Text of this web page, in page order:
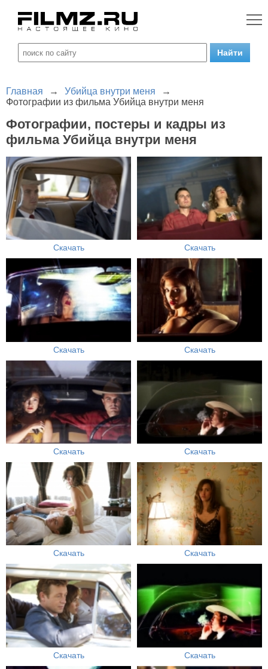
Главная → Убийца внутри меня
→
Фотографии из фильма Убийца внутри меня
Фотографии, постеры и кадры из
фильма Убийца внутри меня
Скачать Скачать
Скачать Скачать
Скачать Скачать
Скачать Скачать
Скачать Скачать